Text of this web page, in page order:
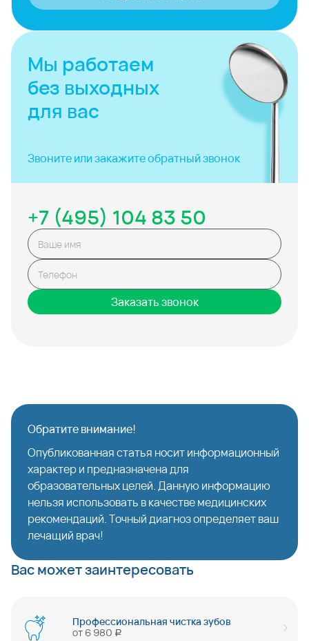
Мы работаем
без выходных
для вас
Звоните или закажитеобратный звонок
+7 (495) 104 83 50
Заказать звонок
Обратите внимание!
Опубликованная статья носит информационный
характер и предназначена для
образовательных целей. Данную информацию
нельзя использовать в качестве медицинских
рекомендаций. Точный диагноз определяет ваш
лечащий врач!
Вас может заинтересовать
Профессиональная чистка зубов
от 6 980 руб